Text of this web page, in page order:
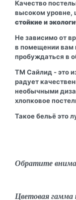
Качество
высоком уровне,
стойкие и
Не зависимо от
в помещении вам
пробуждаться в
ТМ Сайлид - это
радует
необычными
хлопковое
Такое бельё это
Обратите
Цветовая гамма